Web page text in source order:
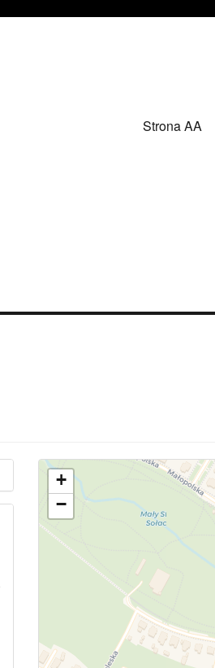
Strona AA
+
−